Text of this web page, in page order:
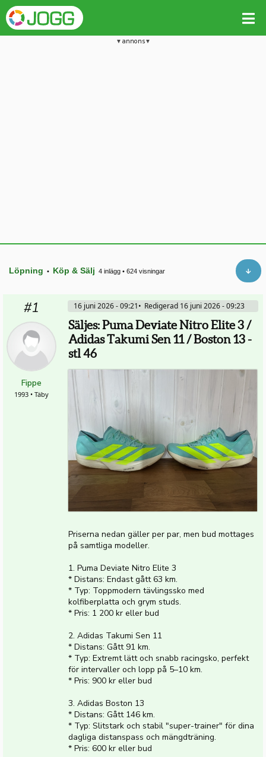
annons
Löpning • Köp & Sälj 4 inlägg • 624 visningar
#1
Fippe
1993 • Täby
16 juni 2026 - 09:21 Redigerad 16 juni 2026 - 09:23
Säljes: Puma Deviate Nitro Elite 3 /
Adidas Takumi Sen 11 / Boston 13 -
stl 46
Priserna nedan gäller per par, men bud mottages
på samtliga modeller.
1. Puma Deviate Nitro Elite 3
* Distans: Endast gått 63 km.
* Typ: Toppmodern tävlingssko med
kolfiberplatta och grym studs.
* Pris: 1 200 kr eller bud
2. Adidas Takumi Sen 11
* Distans: Gått 91 km.
* Typ: Extremt lätt och snabb racingsko, perfekt
för intervaller och lopp på 5–10 km.
* Pris: 900 kr eller bud
3. Adidas Boston 13
* Distans: Gått 146 km.
* Typ: Slitstark och stabil "super-trainer" för dina
dagliga distanspass och mängdträning.
* Pris: 600 kr eller bud